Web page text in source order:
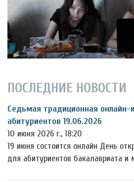
ПОСЛЕДНИЕ НОВОСТИ
Седьмая традиционная онлайн-
абитуриентов 19.06.2026
10 июня 2026 г., 18:20
19 июня состоится онлайн День
для абитуриентов бакалавриата и